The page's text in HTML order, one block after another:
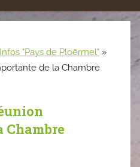
Infos "Pays de Ploërmel" »
de la Chambre
Chambre